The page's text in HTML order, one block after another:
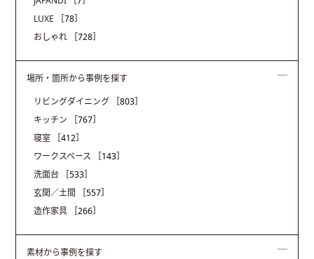
LUXE
［78］
おしゃれ
［728］
場所・箇所から事例を探す
リビングダイニング
［803］
キッチン
［767］
寝室
［412］
ワークスペース
［143］
洗面台
［533］
玄関／土間
［557］
造作家具
［266］
素材から事例を探す